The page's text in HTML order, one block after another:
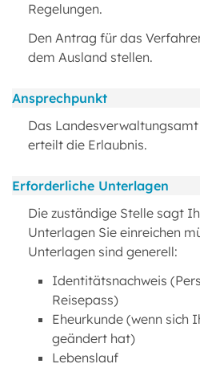
Regelungen.
Den Antrag für das
dem Ausland stellen.
Ansprechpunkt
Das
erteilt die Erlaubnis.
Erforderliche Unterlagen
Die zuständige Stelle sagt
Unterlagen Sie einreichen
Unterlagen sind generell:
Identitätsnachweis
Reisepass)
Eheurkunde (wenn sich
geändert hat)
Lebenslauf